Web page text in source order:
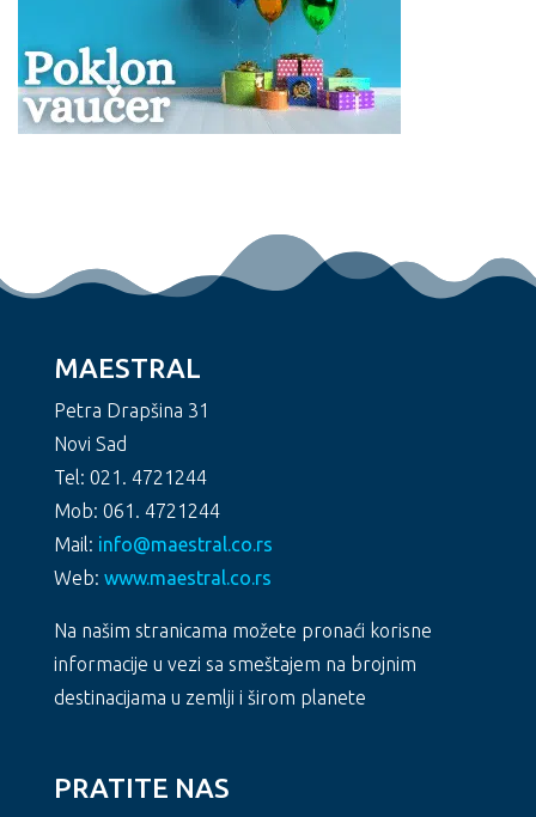
MAESTRAL
Petra Drapšina 31
Novi Sad
Tel: 021. 4721244
Mob: 061. 4721244
Mail: info@maestral.co.rs
Web: www.maestral.co.rs
Na našim stranicama možete pronaći korisne
informacije u vezi sa smeštajem na brojnim
destinacijama u zemlji i širom planete
PRATITE NAS